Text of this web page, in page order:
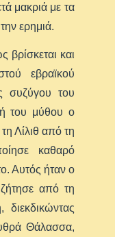
μακριά με τα
ερημιά.
βρίσκεται και
εβραϊκού
συζύγου του
του μύθου ο
Λίλιθ από τη
καθαρό
Αυτός ήταν ο
από τη
Θάλασσα,